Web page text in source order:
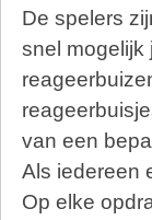
De spelers
snel mogelijk
van een
Als iedereen
Op elke